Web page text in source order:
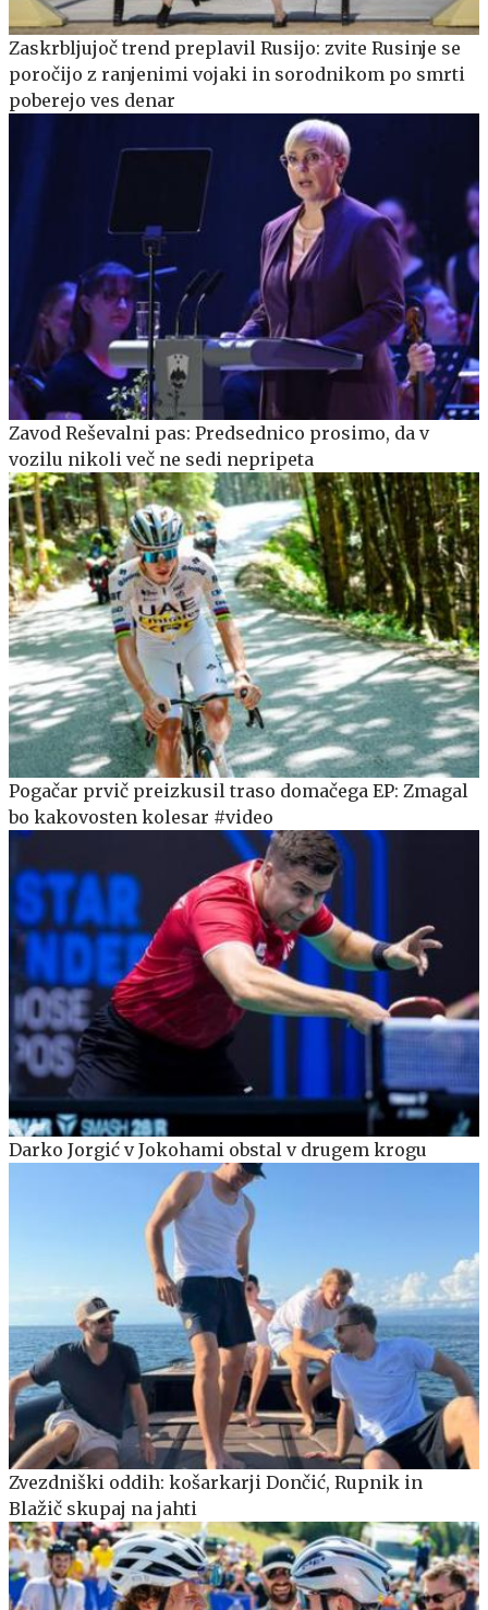
Zaskrbljujoč trend preplavil Rusijo: zvite Rusinje se
poročijo z ranjenimi vojaki in sorodnikom po smrti
poberejo ves denar
Zavod Reševalni pas: Predsednico prosimo, da v
vozilu nikoli več ne sedi nepripeta
Pogačar prvič preizkusil traso domačega EP: Zmagal
bo kakovosten kolesar #video
Darko Jorgić v Jokohami obstal v drugem krogu
Zvezdniški oddih: košarkarji Dončić, Rupnik in
Blažič skupaj na jahti